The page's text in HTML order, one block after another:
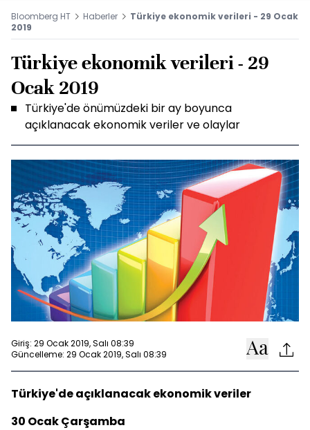
Bloomberg HT Haberler
Türkiye ekonomik verileri - 29 Ocak
2019
Türkiye ekonomik verileri - 29
Ocak 2019
Türkiye'de önümüzdeki bir ay boyunca
açıklanacak ekonomik veriler ve olaylar
Giriş: 29 Ocak 2019, Salı 08:39
Güncelleme: 29 Ocak 2019, Salı 08:39
Türkiye'de açıklanacak ekonomik veriler
30 Ocak Çarşamba